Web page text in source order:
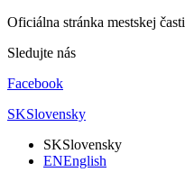
Oficiálna stránka mestskej časti
Sledujte nás
Facebook
SKSlovensky
SKSlovensky
ENEnglish